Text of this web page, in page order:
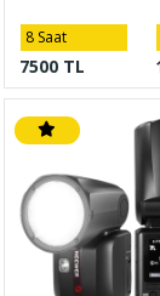
8 Saat
7500 TL